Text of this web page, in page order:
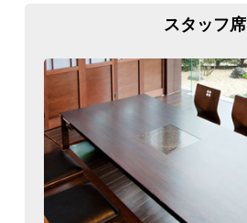
スタッフ席